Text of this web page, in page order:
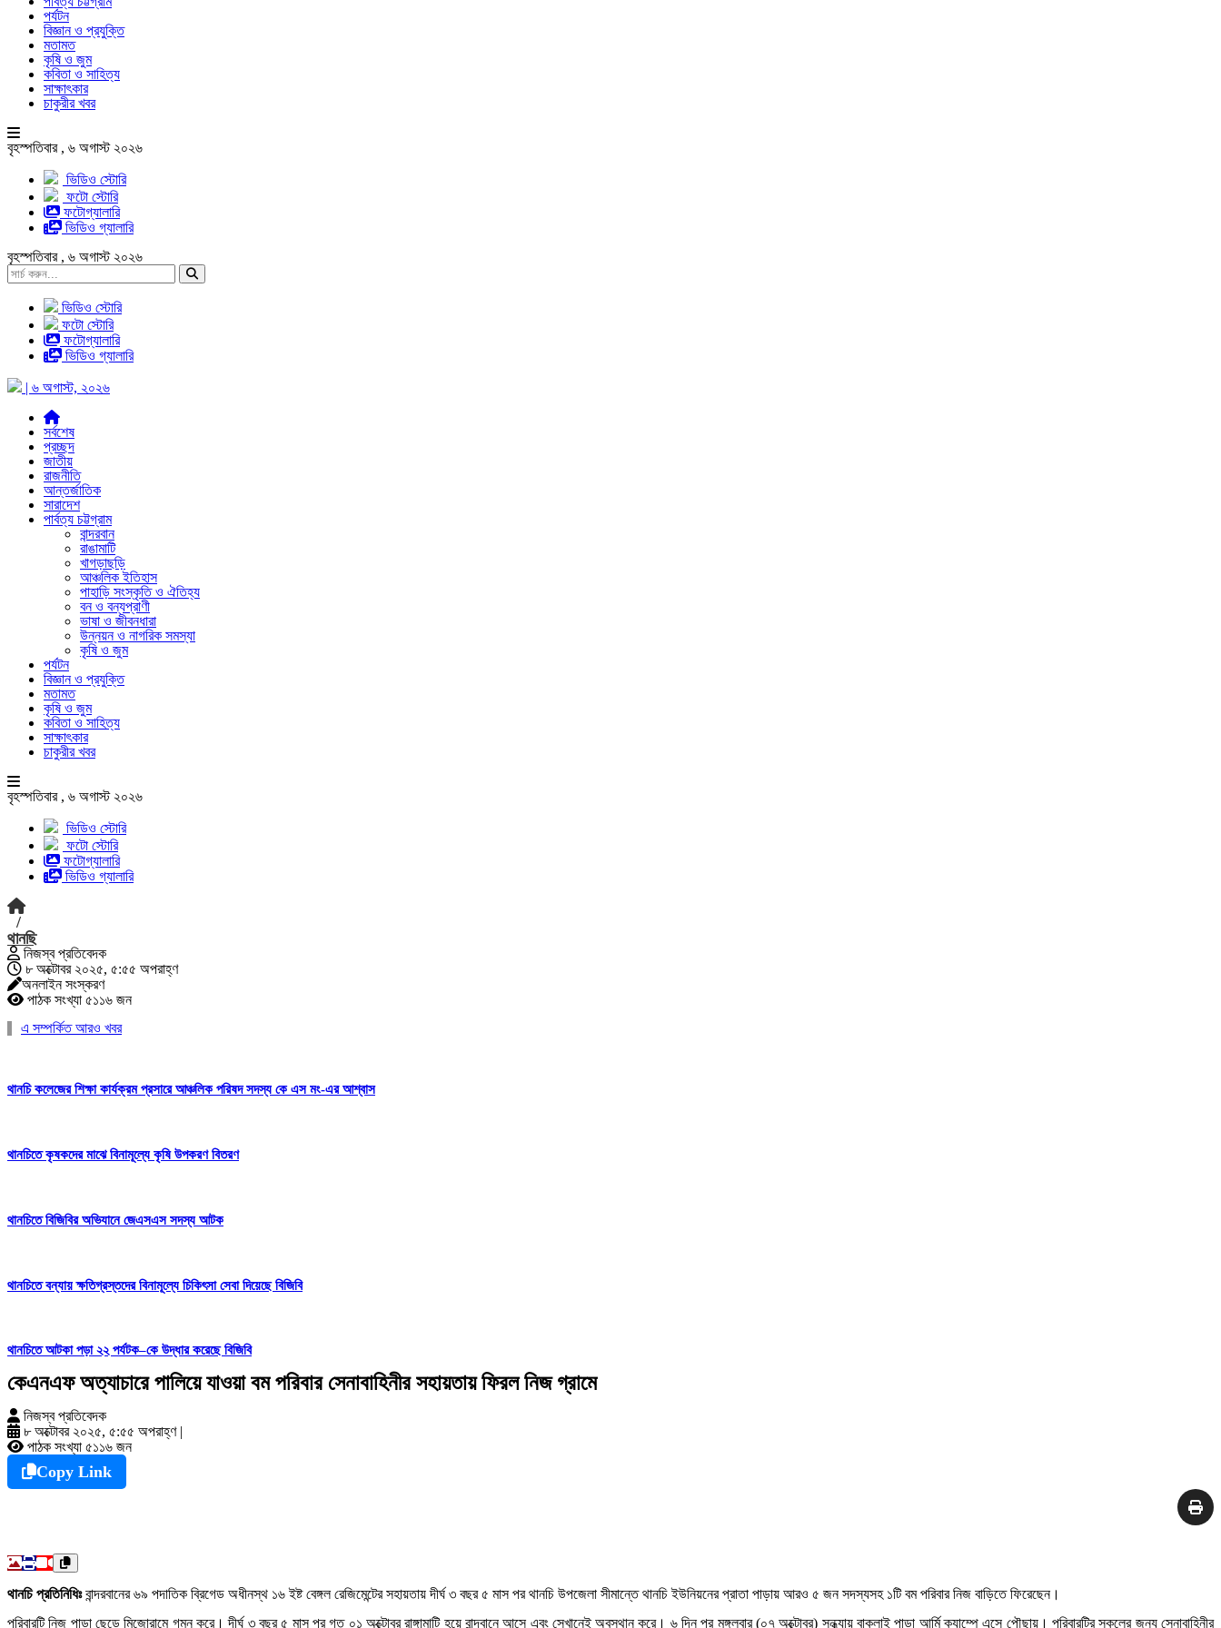
পর্যটন
বিজ্ঞান ও প্রযুক্তি
মতামত
কৃষি ও জুম
কবিতা ও সাহিত্য
সাক্ষাৎকার
চাকুরীর খবর
বৃহস্পতিবার , ৬ অগাস্ট ২০২৬
ভিডিও স্টোরি
ফটো স্টোরি
ফটোগ্যালারি
ভিডিও গ্যালারি
বৃহস্পতিবার , ৬ অগাস্ট ২০২৬
ভিডিও স্টোরি
ফটো স্টোরি
ফটোগ্যালারি
ভিডিও গ্যালারি
| ৬ অগাস্ট, ২০২৬
সর্বশেষ
প্রচ্ছদ
জাতীয়
রাজনীতি
আন্তর্জাতিক
সারাদেশ
পার্বত্য চট্টগ্রাম
বান্দরবান
রাঙামাটি
খাগড়াছড়ি
আঞ্চলিক ইতিহাস
পাহাড়ি সংস্কৃতি ও ঐতিহ্য
বন ও বন্যপ্রাণী
ভাষা ও জীবনধারা
উন্নয়ন ও নাগরিক সমস্যা
কৃষি ও জুম
পর্যটন
বিজ্ঞান ও প্রযুক্তি
মতামত
কৃষি ও জুম
কবিতা ও সাহিত্য
সাক্ষাৎকার
চাকুরীর খবর
বৃহস্পতিবার , ৬ অগাস্ট ২০২৬
ভিডিও স্টোরি
ফটো স্টোরি
ফটোগ্যালারি
ভিডিও গ্যালারি
/
থানছি
নিজস্ব প্রতিবেদক
৮ অক্টোবর ২০২৫, ৫:৫৫ অপরাহ্ণ
অনলাইন সংস্করণ
পাঠক সংখ্যা ৫১১৬ জন
এ সম্পর্কিত আরও খবর
থানচি কলেজের শিক্ষা কার্যক্রম প্রসারে আঞ্চলিক পরিষদ সদস্য কে এস মং-এর আশ্বাস
থানচিতে কৃষকদের মাঝে বিনামূল্যে কৃষি উপকরণ বিতরণ
থানচিতে বিজিবির অভিযানে জেএসএস সদস্য আটক
থানচিতে বন্যায় ক্ষতিগ্রস্তদের বিনামূল্যে চিকিৎসা সেবা দিয়েছে বিজিবি
থানচিতে আটকা পড়া ২২ পর্যটক–কে উদ্ধার করেছে বিজিবি
কেএনএফ অত্যাচারে পালিয়ে যাওয়া বম পরিবার সেনাবাহিনীর সহায়তায় ফিরল নিজ গ্রামে
নিজস্ব প্রতিবেদক
৮ অক্টোবর ২০২৫, ৫:৫৫ অপরাহ্ণ |
পাঠক সংখ্যা ৫১১৬ জন
Copy Link
থানচি প্রতিনিধিঃবান্দরবানের ৬৯ পদাতিক ব্রিগেড অধীনস্থ ১৬ ইষ্ট বেঙ্গল রেজিমেন্টের সহায়তায় দীর্ঘ ৩ বছর ৫ মাস পর থানচি উপজেলা সীমান্তে থানচি ইউনিয়নের প্রাতা পাড়ায় আরও ৫ জন সদস্যসহ ১টি বম পরিবার নিজ বাড়িতে ফিরেছেন।
পরিবারটি নিজ পাড়া ছেড়ে মিজোরামে গমন করে। দীর্ঘ ৩ বছর ৫ মাস পর গত ০১ অক্টোবর রাঙ্গামাটি হয়ে বান্দবানে আসে এবং সেখানেই অবস্থান করে। ৬ দিন পর মঙ্গলবার (০৭ অক্টোবর) সন্ধ্যায় বাকলাই পাড়া আর্মি ক্যাম্পে এসে পৌছায়। পরিবারটির সকলের জন্য সেনাবাহিনীর